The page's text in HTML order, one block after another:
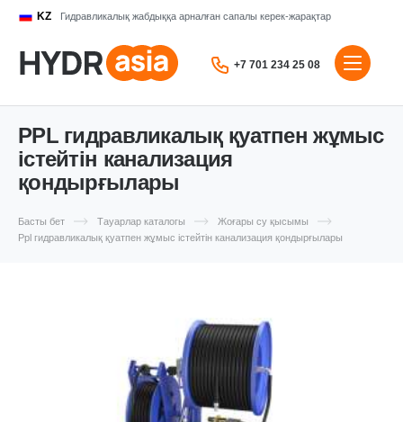
KZ Гидравликалық жабдыққа арналған сапалы керек-жарақтар
+7 701 234 25 08
PPL гидравликалық қуатпен жұмыс
істейтін канализация
қондырғылары
Басты бет Тауарлар каталогы
Жоғары су қысымы
Ppl гидравликалық қуатпен жұмыс істейтін канализация қондырғылары